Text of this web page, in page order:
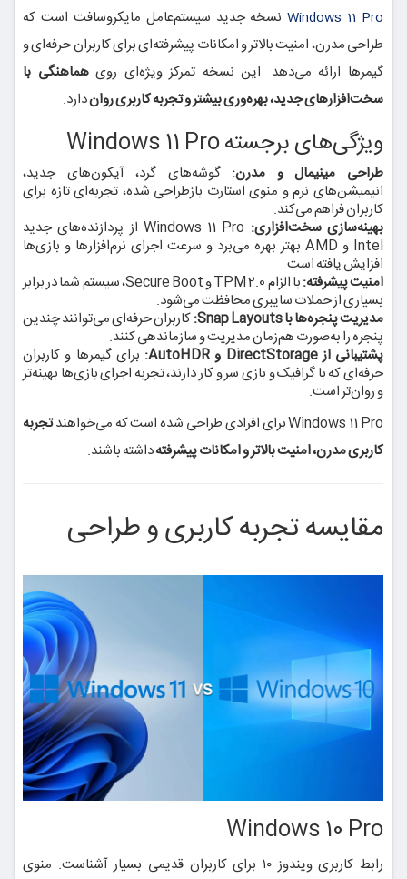
Windows 11 Proنسخه جدید سیستم‌عامل مایکروسافت است که
طراحی مدرن، امنیت بالاتر و امکانات پیشرفته‌ای برای کاربران حرفه‌ای و
گیمرها ارائه می‌دهد. این نسخه تمرکز ویژه‌ای رویهماهنگی با
سخت‌افزارهای جدید، بهره‌وری بیشتر و تجربه کاربری رواندارد.
ویژگی‌های برجسته Windows 11 Pro
طراحی مینیمال و مدرن: گوشه‌های گرد، آیکون‌های جدید،
انیمیشن‌های نرم و منوی استارت بازطراحی شده، تجربه‌ای تازه برای
کاربران فراهم می‌کند.
بهینه‌سازی سخت‌افزاری:
Windows 11 Pro از پردازنده‌های جدید
Intel و AMD بهتر بهره می‌برد و سرعت اجرای نرم‌افزارها و بازی‌ها
افزایش یافته است.
امنیت پیشرفته:
با الزام TPM 2.0 و Secure Boot، سیستم شما در برابر
بسیاری از حملات سایبری محافظت می‌شود.
مدیریت پنجره‌ها با Snap Layouts:
کاربران حرفه‌ای می‌توانند چندین
پنجره را به‌صورت هم‌زمان مدیریت و سازماندهی کنند.
پشتیبانی از DirectStorage و AutoHDR:
برای گیمرها و کاربران
حرفه‌ای که با گرافیک و بازی سر و کار دارند، تجربه اجرای بازی‌ها بهینه‌تر
و روان‌تر است.
Windows 11 Pro برای افرادی طراحی شده است که می‌خواهند
تجربه
کاربری مدرن، امنیت بالاتر و امکانات پیشرفتهداشته باشند.
مقایسه تجربه کاربری و طراحی
Windows 10 Pro
رابط کاربری ویندوز ۱۰ برای کاربران قدیمی بسیار آشناست. منوی